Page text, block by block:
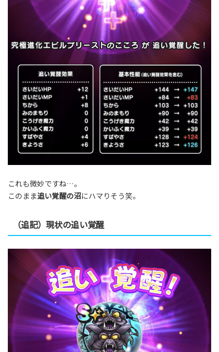
これも微妙ですね…。
このまま追い覚醒の沼にハマりそう笑。
（追記）現状の追い覚醒